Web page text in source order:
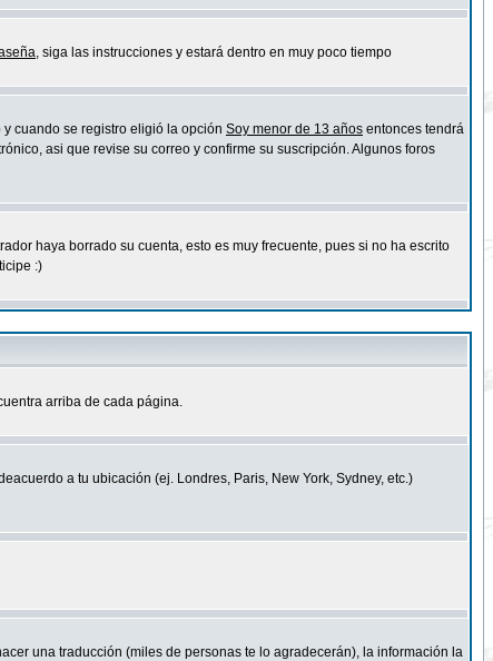
, siga las instrucciones y estará dentro en muy poco tiempo
cuando se registro eligió la opción Soy menor de 13 años entonces tendrá
asi que revise su correo y confirme su suscripción. Algunos foros
haya borrado su cuenta, esto es muy frecuente, pues si no ha escrito
:)
arriba de cada página.
a tu ubicación (ej. Londres, Paris, New York, Sydney, etc.)
una traducción (miles de personas te lo agradecerán), la información la